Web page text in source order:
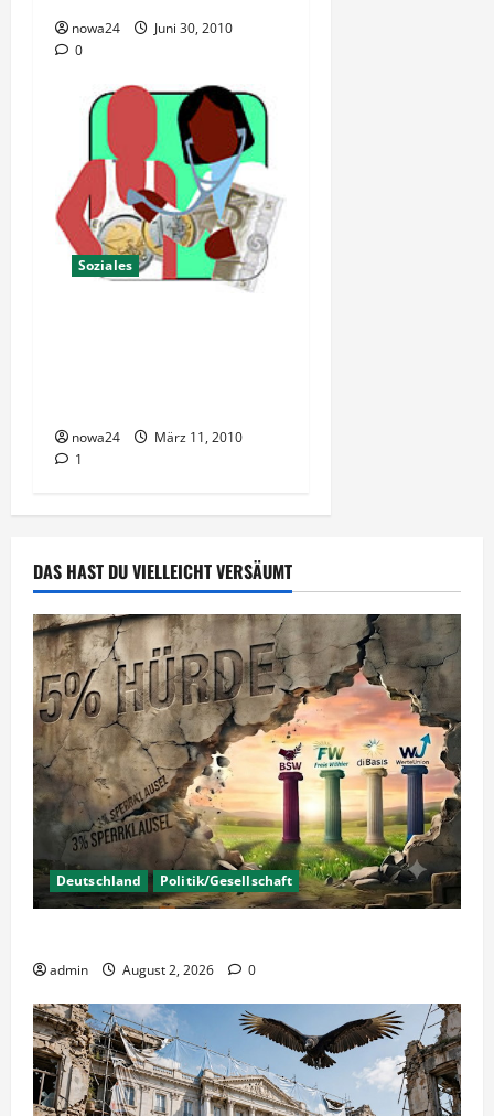
nowa24
Juni 30, 2010
0
Soziales
nowa24
März 11, 2010
1
DAS HAST DU VIELLEICHT VERSÄUMT
Deutschland Politik/Gesellschaft
admin August 2, 2026 0